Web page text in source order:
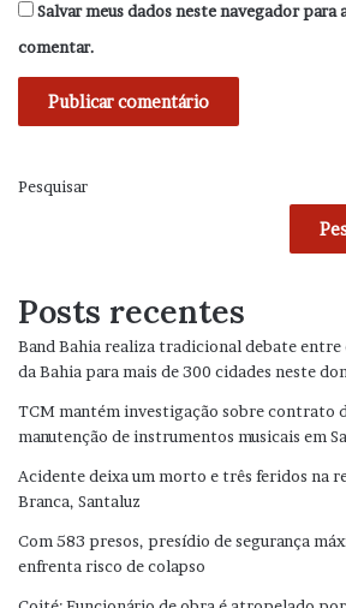
Salvar meus dados neste navegador para
comentar.
Pesquisar
Posts recentes
Band Bahia realiza tradicional debate entre
da Bahia para mais de 300 cidades neste
TCM mantém investigação sobre contrato
manutenção de instrumentos musicais em
Acidente deixa um morto e três feridos na
Branca, Santaluz
Com 583 presos, presídio de segurança
enfrenta risco de colapso